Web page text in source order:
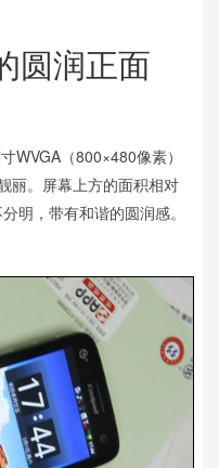
圆润正面
WVGA（800×480像素）
丽。屏幕上方的面积相对
明，带有和谐的圆润感。